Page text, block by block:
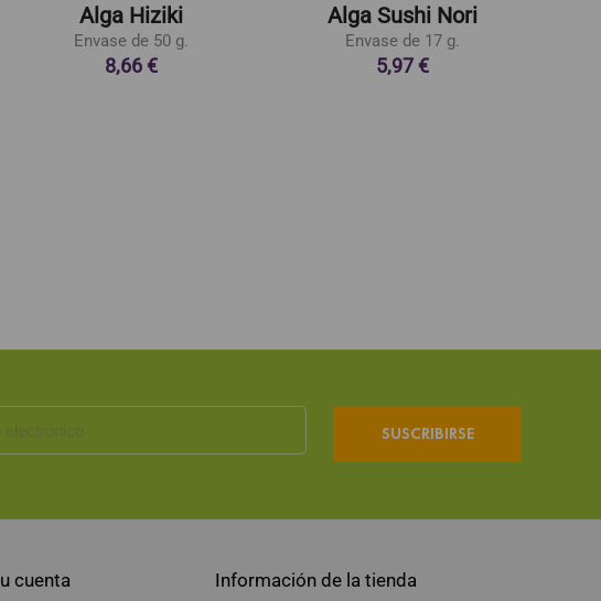
Alga Hiziki
Envase de 50 g.
8,66 €
Alga Sushi Nori
Envase de 17 g.
5,97 €
SUSCRIBIRSE
cuenta Información de la tienda